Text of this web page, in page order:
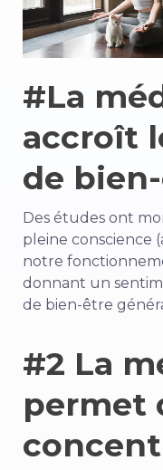
#La
accroît
de
Des études ont
pleine conscience
notre
donnant un
de bien-être
#2 La
permet